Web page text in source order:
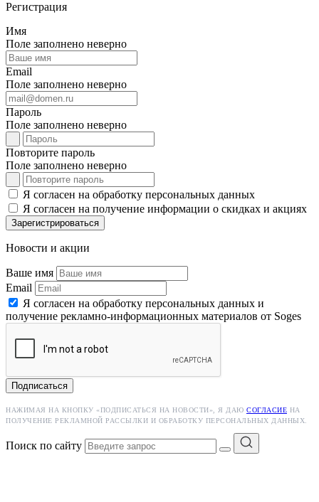
Регистрация
Имя
Поле заполнено неверно
Email
Поле заполнено неверно
Пароль
Поле заполнено неверно
Повторите пароль
Поле заполнено неверно
Я согласен на обработку персональных данных
Я согласен на получение информации о скидках и акциях
Зарегистрироваться
Новости и акции
Ваше имя
Email
Я согласен на обработку персональных данных и
получение рекламно-информационных материалов от Soges
Подписаться
НАЖИМАЯ НА КНОПКУ «ПОДПИСАТЬСЯ НА НОВОСТИ», Я ДАЮ СОГЛАСИЕ НА
ПОЛУЧЕНИЕ РЕКЛАМНОЙ РАССЫЛКИ И ОБРАБОТКУ ПЕРСОНАЛЬНЫХ ДАННЫХ.
Поиск по сайту